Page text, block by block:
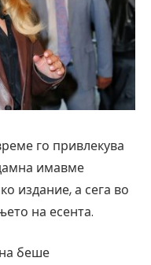
го привлекува
имавме
издание, а сега во
на есента.
беше